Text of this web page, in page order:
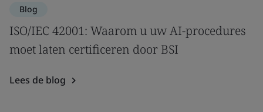
Blog
ISO/IEC 42001: Waarom u uw AI-procedures
moet laten certificeren door BSI
Lees de blog